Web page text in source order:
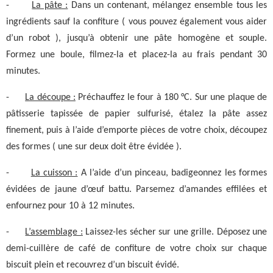
- La pâte : Dans un contenant, mélangez ensemble tous les
ingrédients sauf la confiture ( vous pouvez également vous aider
d’un robot ), jusqu’à obtenir une pâte homogène et souple.
Formez une boule, filmez-la et placez-la au frais pendant 30
minutes.
- La découpe : Préchauffez le four à 180 °C. Sur une plaque de
pâtisserie tapissée de papier sulfurisé, étalez la pâte assez
finement, puis à l’aide d’emporte pièces de votre choix, découpez
des formes ( une sur deux doit être évidée ).
- La cuisson : A l’aide d’un pinceau, badigeonnez les formes
évidées de jaune d’œuf battu. Parsemez d’amandes effilées et
enfournez pour 10 à 12 minutes.
- L’assemblage : Laissez-les sécher sur une grille. Déposez une
demi-cuillère de café de confiture de votre choix sur chaque
biscuit plein et recouvrez d’un biscuit évidé.